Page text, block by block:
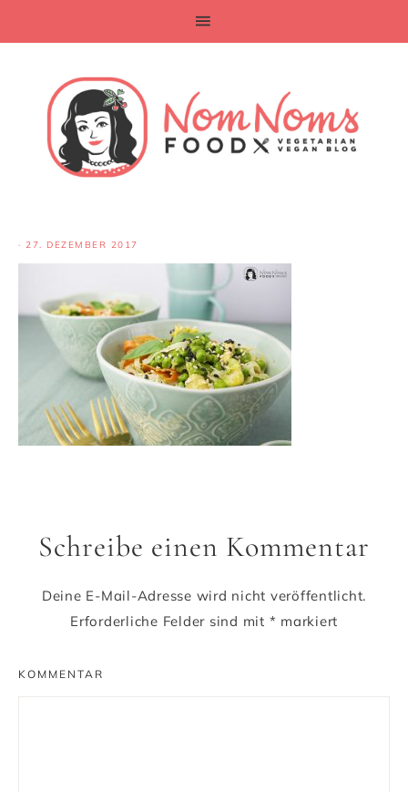
· 27. DEZEMBER 2017
Schreibe einen Kommentar
Deine E-Mail-Adresse wird nicht veröffentlicht.
Erforderliche Felder sind mit * markiert
KOMMENTAR